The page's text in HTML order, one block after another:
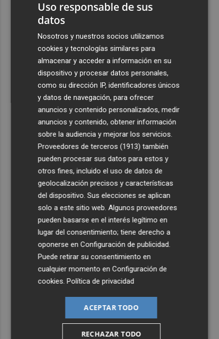
Uso responsable de sus
datos
Nosotros y nuestros socios utilizamos
cookies y tecnologías similares para
almacenar y acceder a información en su
dispositivo y procesar datos personales,
como su dirección IP, identificadores únicos
y datos de navegación, para ofrecer
anuncios y contenido personalizados, medir
anuncios y contenido, obtener información
sobre la audiencia y mejorar los servicios.
Proveedores de terceros (1913) también
pueden procesar sus datos para estos y
otros fines, incluido el uso de datos de
geolocalización precisos y características
del dispositivo. Sus elecciones se aplican
solo a este sitio web. Algunos proveedores
pueden basarse en el interés legítimo en
lugar del consentimiento; tiene derecho a
oponerse enConfiguración de publicidad.
Puede retirar su consentimiento en
cualquier momento enConfiguración de
cookies.Política de privacidad
ACEPTAR TODO
RECHAZAR TODO